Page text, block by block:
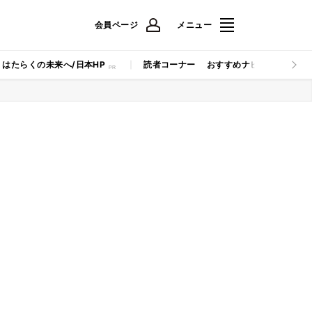
会員ページ メニュー
はたらくの未来へ/日本HP 読者コーナー おすすめナビ マイナビ